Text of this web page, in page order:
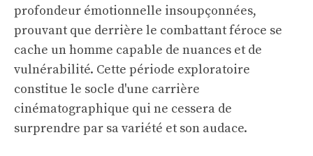
profondeur émotionnelle insoupçonnées,
prouvant que derrière le combattant féroce se
cache un homme capable de nuances et de
vulnérabilité. Cette période exploratoire
constitue le socle d'une carrière
cinématographique qui ne cessera de
surprendre par sa variété et son audace.